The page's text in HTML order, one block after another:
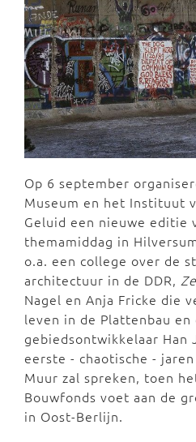
Op 6 september
Museum en het Instituut
Geluid een nieuwe editie
themamiddag in
o.a. een college over de
architectuur in de DDR,
Nagel en Anja Fricke die
leven in de Plattenbau en
gebiedsontwikkelaar Han
eerste - chaotische -
Muur zal spreken, toen
Bouwfonds voet aan de
in Oost-Berlijn.